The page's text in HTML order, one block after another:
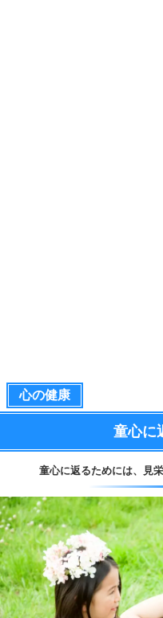
心の健康
童心に
童心に返るためには、 見